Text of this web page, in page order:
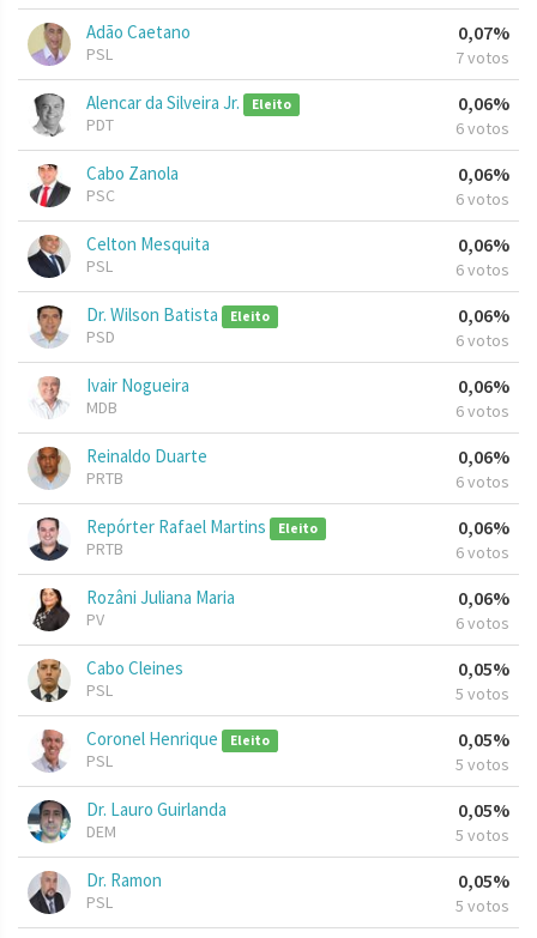
Adão Caetano
PSL
0,07%
7 votos
Alencar da Silveira Jr. Eleito
PDT
0,06%
6 votos
Cabo Zanola
PSC
0,06%
6 votos
Celton Mesquita
PSL
0,06%
6 votos
Dr. Wilson Batista Eleito
PSD
0,06%
6 votos
Ivair Nogueira
MDB
0,06%
6 votos
Reinaldo Duarte
PRTB
0,06%
6 votos
Repórter Rafael Martins Eleito
PRTB
0,06%
6 votos
Rozâni Juliana Maria
PV
0,06%
6 votos
Cabo Cleines
PSL
0,05%
5 votos
Coronel Henrique Eleito
PSL
0,05%
5 votos
Dr. Lauro Guirlanda
DEM
0,05%
5 votos
Dr. Ramon
PSL
0,05%
5 votos